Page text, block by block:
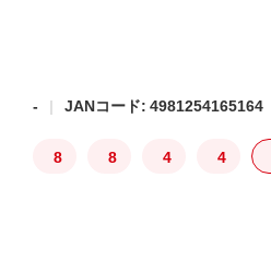
- JANコード: 4981254165164
8 8 4 4